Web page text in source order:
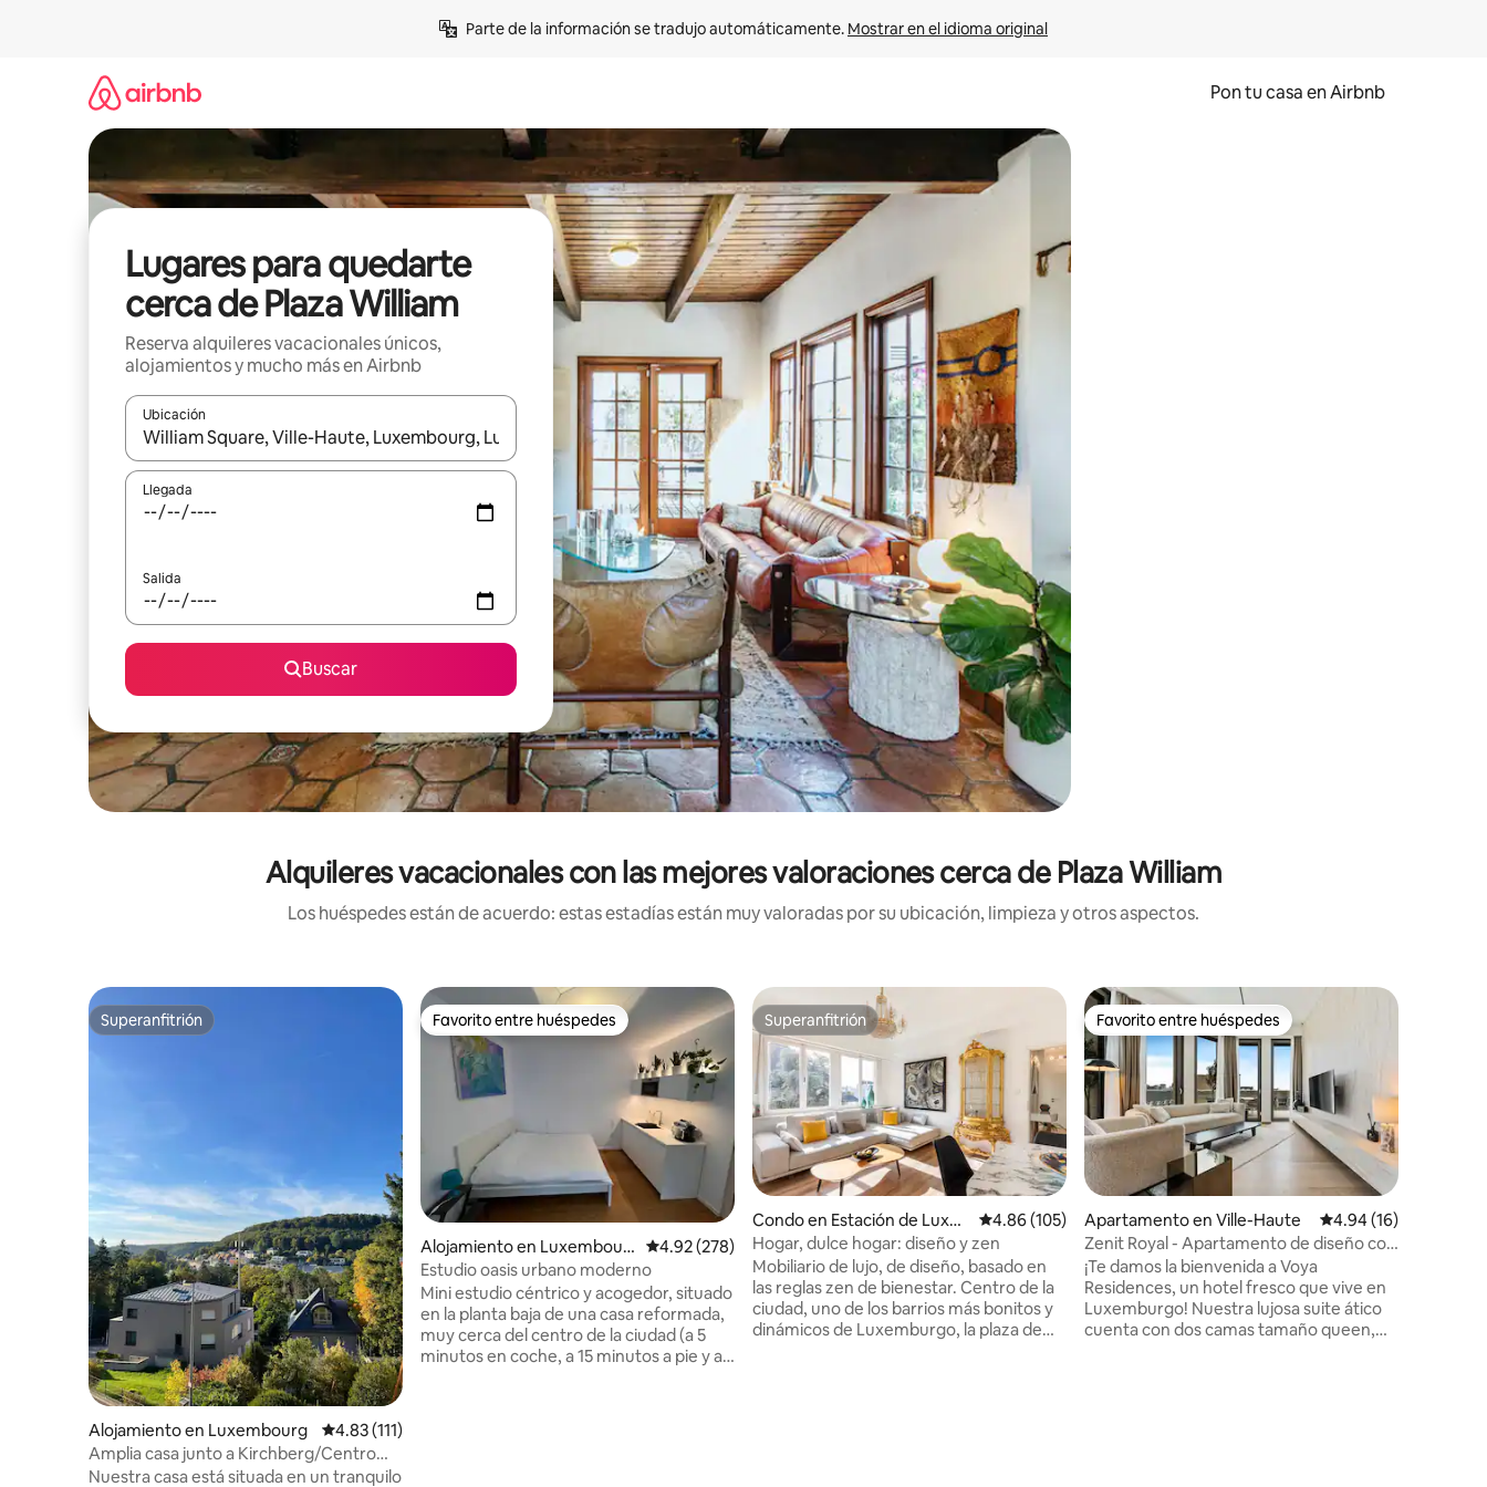
Parte de la información se tradujo automáticamente. Mostrar en el idioma original
Pon tu casa en Airbnb
Lugares para quedarte
cerca de Plaza William
Reserva alquileres vacacionales únicos,
alojamientos y mucho más en Airbnb
Ubicación
Cuando los resultados estén disponibles, navega con las teclas de flecha hacia arriba y hacia abajo o explora con el tacto o desliza el dedo.
Llegada
Salida
Buscar
Alquileres vacacionales con las mejores valoraciones cerca de Plaza William
Los huéspedes están de acuerdo: estas estadías están muy valoradas por su ubicación, limpieza y otros aspectos.
Superanfitrión
Superanfitrión
Alojamiento en Luxembourg Calificación promedio: 4.83 de 5, 111 reseñas
4.83 (111)
Amplia casa junto a Kirchberg/Centro
con aparcamiento
Nuestra casa está situada en un tranquilo
Favorito entre huéspedes
Favorito entre huéspedes
Alojamiento en Luxembour
g
Calificación promedio: 4.92 de 5, 278 reseñas
4.92 (278)
Estudio oasis urbano moderno
Mini estudio céntrico y acogedor, situado
en la planta baja de una casa reformada,
muy cerca del centro de la ciudad (a 5
minutos en coche, a 15 minutos a pie y a
Superanfitrión
Superanfitrión
Condo en Estación de Luxe
mburgo
Calificación promedio: 4.86 de 5, 105 reseñas
4.86 (105)
Hogar, dulce hogar: diseño y zen
Mobiliario de lujo, de diseño, basado en
las reglas zen de bienestar. Centro de la
ciudad, uno de los barrios más bonitos y
dinámicos de Luxemburgo, la plaza de
Favorito entre huéspedes
Favorito entre huéspedes
Apartamento en Ville-Haute Calificación
4.94 (16)
Zenit Royal - Apartamento de diseño con
vistas a la ciudad y conserje
¡Te damos la bienvenida a Voya
Residences, un hotel fresco que vive en
Luxemburgo! Nuestra lujosa suite ático
cuenta con dos camas tamaño queen,